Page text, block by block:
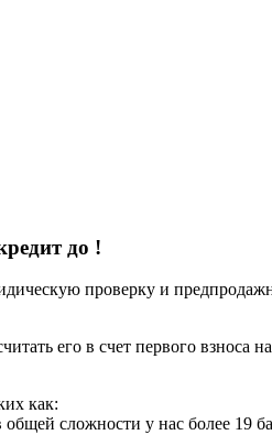
до !
проверку и
его в счет первого взноса
как:
сложности у нас более 19